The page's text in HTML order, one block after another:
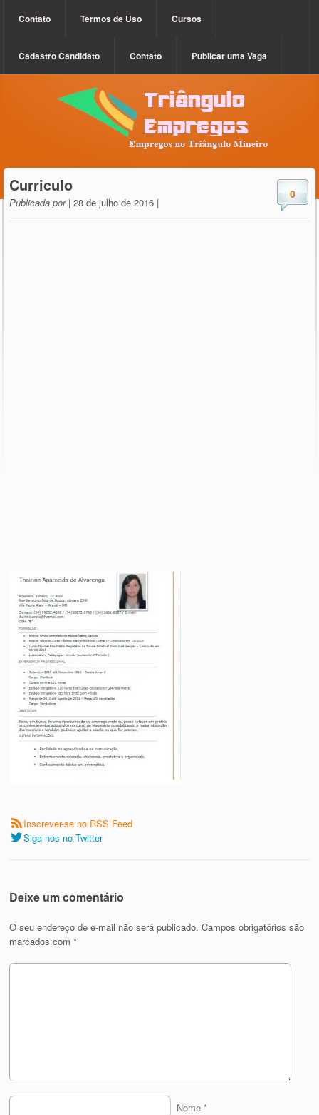
Contato Termos de Uso Cursos
Cadastro Candidato Contato Publicar uma Vaga
0
Curriculo
Publicada por| 28 de julho de 2016 |
Inscrever-se no RSS Feed
Siga-nos no Twitter
Deixe um comentário
O seu endereço de e-mail não será publicado. Campos obrigatórios são
marcados com*
Nome *